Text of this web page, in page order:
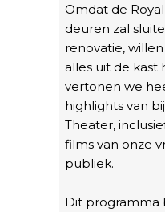
Omdat de
deuren zal
renovatie,
alles uit de kast
vertonen we
highlights van
Theater,
films van onze
publiek.
Dit programma